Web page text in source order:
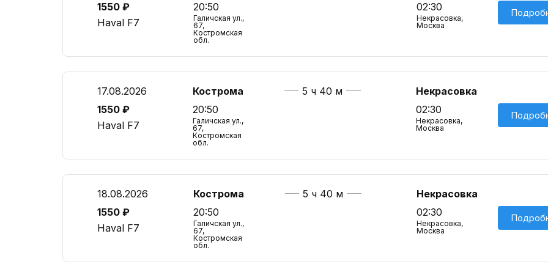
1550 ₽
Haval F7
20:50
Галичская ул.,
67,
Костромская
обл.
02:30
Некрасовка,
Москва
17.08.2026
1550 ₽
Haval F7
Кострома
20:50
Галичская ул.,
67,
Костромская
обл.
5 ч 40 м
Некрасовка
02:30
Некрасовка,
Москва
18.08.2026
1550 ₽
Haval F7
Кострома
20:50
Галичская ул.,
67,
Костромская
обл.
5 ч 40 м
Некрасовка
02:30
Некрасовка,
Москва